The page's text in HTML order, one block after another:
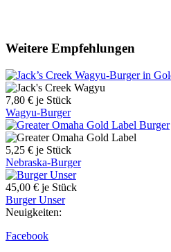
Weitere Empfehlungen
7,80 € je Stück
Wagyu-Burger
5,25 € je Stück
Nebraska-Burger
45,00 € je Stück
Burger Unser
Neuigkeiten:
Facebook